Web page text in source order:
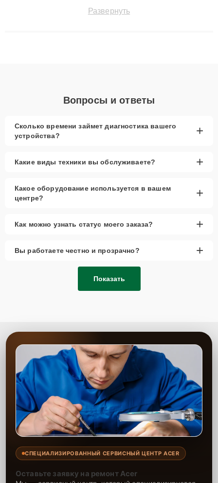
до 3 лет. Наши мастера решают сложные случаи: от замены
Развернуть
Вопросы и ответы
Сколько времени займет диагностика вашего
устройства?
+
Какие виды техники вы обслуживаете? +
Какое оборудование используется в вашем
центре?
+
Как можно узнать статус моего заказа? +
Вы работаете честно и прозрачно? +
Показать
СПЕЦИАЛИЗИРОВАННЫЙ СЕРВИСНЫЙ ЦЕНТР ACER
Оставьте заявку на ремонт Acer